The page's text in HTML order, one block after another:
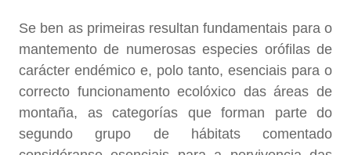
Se ben as primeiras resultan fundamentais para o
mantemento de numerosas especies orófilas de
carácter endémico e, polo tanto, esenciais para o
correcto funcionamento ecolóxico das áreas de
montaña, as categorías que forman parte do
segundo grupo de hábitats comentado